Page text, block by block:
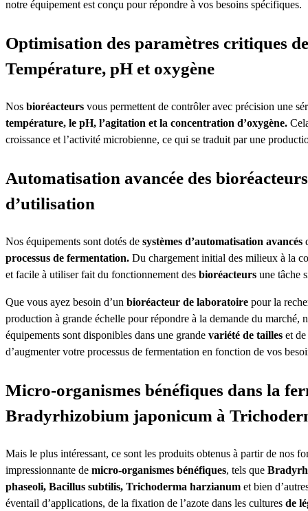
notre équipement est conçu pour répondre à vos besoins spécifiques.
Optimisation des paramètres critiques
Température, pH et oxygène
Nos bioréacteurs vous permettent de contrôler avec précision une
température, le pH, l’agitation et la concentration d’oxygène.
croissance et l’activité microbienne, ce qui se traduit par une
Automatisation avancée des
d’utilisation
Nos équipements sont dotés de systèmes d’automatisation avancés
processus de fermentation. Du chargement initial des milieux à la
et facile à utiliser fait du fonctionnement des bioréacteurs une tâche
Que vous ayez besoin d’un bioréacteur de laboratoire pour la
production à grande échelle pour répondre à la demande du marché,
équipements sont disponibles dans une grande variété de tailles et
d’augmenter votre processus de fermentation en fonction de vos
Micro-organismes bénéfiques dans la
Bradyrhizobium japonicum à
Mais le plus intéressant, ce sont les produits obtenus à partir de nos
impressionnante de micro-organismes bénéfiques, tels que
phaseoli, Bacillus subtilis, Trichoderma harzianum et bien
éventail d’applications, de la fixation de l’azote dans les cultures de